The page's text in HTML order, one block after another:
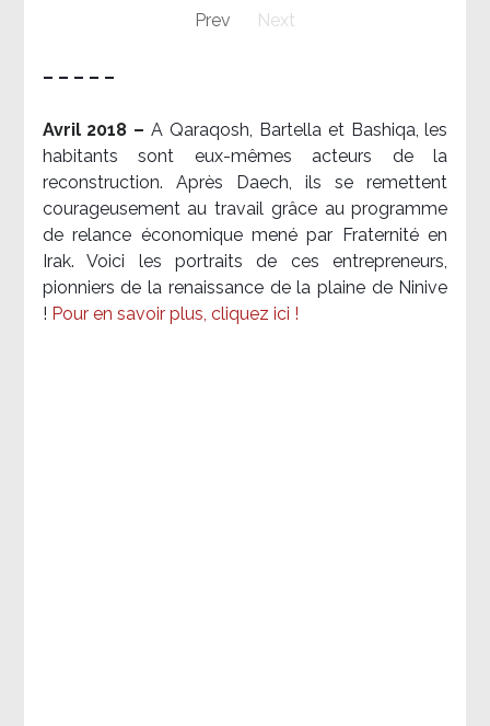
Prev Next
– – – – –
Avril 2018 –A Qaraqosh, Bartella et Bashiqa, les
habitants sont eux-mêmes acteurs de la
reconstruction. Après Daech, ils se remettent
courageusement au travail grâce au programme
de relance économique mené par Fraternité en
Irak. Voici les portraits de ces entrepreneurs,
pionniers de la renaissance de la plaine de Ninive
! Pour en savoir plus, cliquez ici !